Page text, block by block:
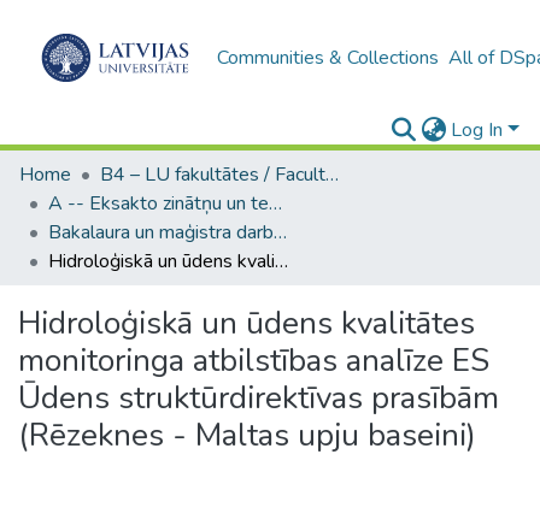
Communities & Collections All of
Log In
Home
B4 – LU fakultātes / Faculties of the UL
A -- Eksakto zinātņu un tehnoloģiju fakultāte / Faculty of Science and Technology
Bakalaura un maģistra darbi (EZTF) / Bachelor's and Master's theses
Hidroloģiskā un ūdens kvalitātes monitoringa atbilstības analīze ES Ūdens struktūrdirektīvas prasībām (Rēzeknes - Maltas upju baseini)
Hidroloģiskā un ūdens kvalitātes
monitoringa atbilstības analīze ES
Ūdens struktūrdirektīvas prasībām
(Rēzeknes - Maltas upju baseini)